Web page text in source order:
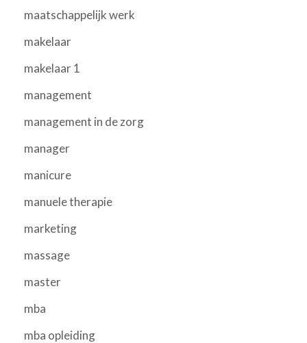
maatschappelijk werk
makelaar
makelaar 1
management
management in de zorg
manager
manicure
manuele therapie
marketing
massage
master
mba
mba opleiding